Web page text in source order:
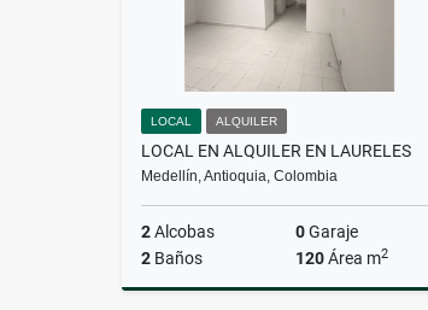
LOCAL ALQUILER
LOCAL EN ALQUILER EN LAURELES
Medellín, Antioquia, Colombia
2Alcobas 0Garaje
2 Baños 120Área m2